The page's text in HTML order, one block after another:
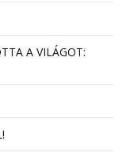
A VILÁGOT: